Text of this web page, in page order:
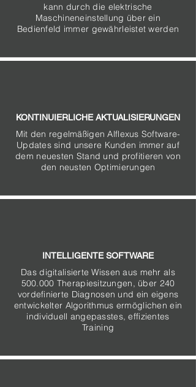
kann durch die elektrische
Maschineneinstellung über ein
Bedienfeld immer gewährleistet werden
KONTINUIERLICHE AKTUALISIERUNGEN
Mit den regelmäßigen Alflexus Software-
Updates sind unsere Kunden immer auf
dem neuesten Stand und profitieren von
den neusten Optimierungen
INTELLIGENTE SOFTWARE
Das digitalisierte Wissen aus mehr als
500.000 Therapiesitzungen, über 240
vordefinierte Diagnosen und ein eigens
entwickelter Algorithmus ermöglichen ein
individuell angepasstes, effizientes
Training